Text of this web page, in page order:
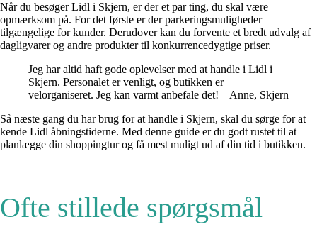
Når du besøger Lidl i Skjern, er der et par ting, du skal være
opmærksom på. For det første er der parkeringsmuligheder
tilgængelige for kunder. Derudover kan du forvente et bredt udvalg af
dagligvarer og andre produkter til konkurrencedygtige priser.
Jeg har altid haft gode oplevelser med at handle i Lidl i
Skjern. Personalet er venligt, og butikken er
velorganiseret. Jeg kan varmt anbefale det! – Anne, Skjern
Så næste gang du har brug for at handle i Skjern, skal du sørge for at
kende Lidl åbningstiderne. Med denne guide er du godt rustet til at
planlægge din shoppingtur og få mest muligt ud af din tid i butikken.
Ofte stillede spørgsmål